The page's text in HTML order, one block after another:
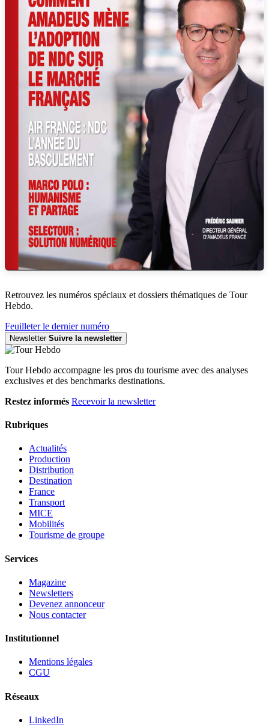
Retrouvez les numéros spéciaux et dossiers thématiques de Tour
Hebdo.
Feuilleter le dernier numéro
Newsletter Suivre la newsletter
Tour Hebdo accompagne les pros du tourisme avec des analyses
exclusives et des benchmarks destinations.
Restez informés Recevoir la newsletter
Rubriques
Actualités
Production
Distribution
Destination
France
Transport
MICE
Mobilités
Tourisme de groupe
Services
Magazine
Newsletters
Devenez annonceur
Nous contacter
Institutionnel
Mentions légales
CGU
Réseaux
LinkedIn